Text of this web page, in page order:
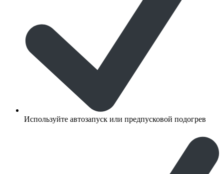
Используйте автозапуск или предпусковой подогрев